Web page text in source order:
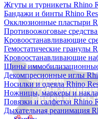
Жгуты и турникеты Rhino
Бандажи и бинты Rhino
Окклюзионные пластыри
Противоожоговые
Кровоостанавливающие
Гемостатические гранулы
Кровоостанавливающие
Шины иммобилизационные
Декомпресионные иглы
Носилки и одеяла Rhino
Ножницы, маркеры и
Повязки и салфетки Rhino
Дыхательная реанимация